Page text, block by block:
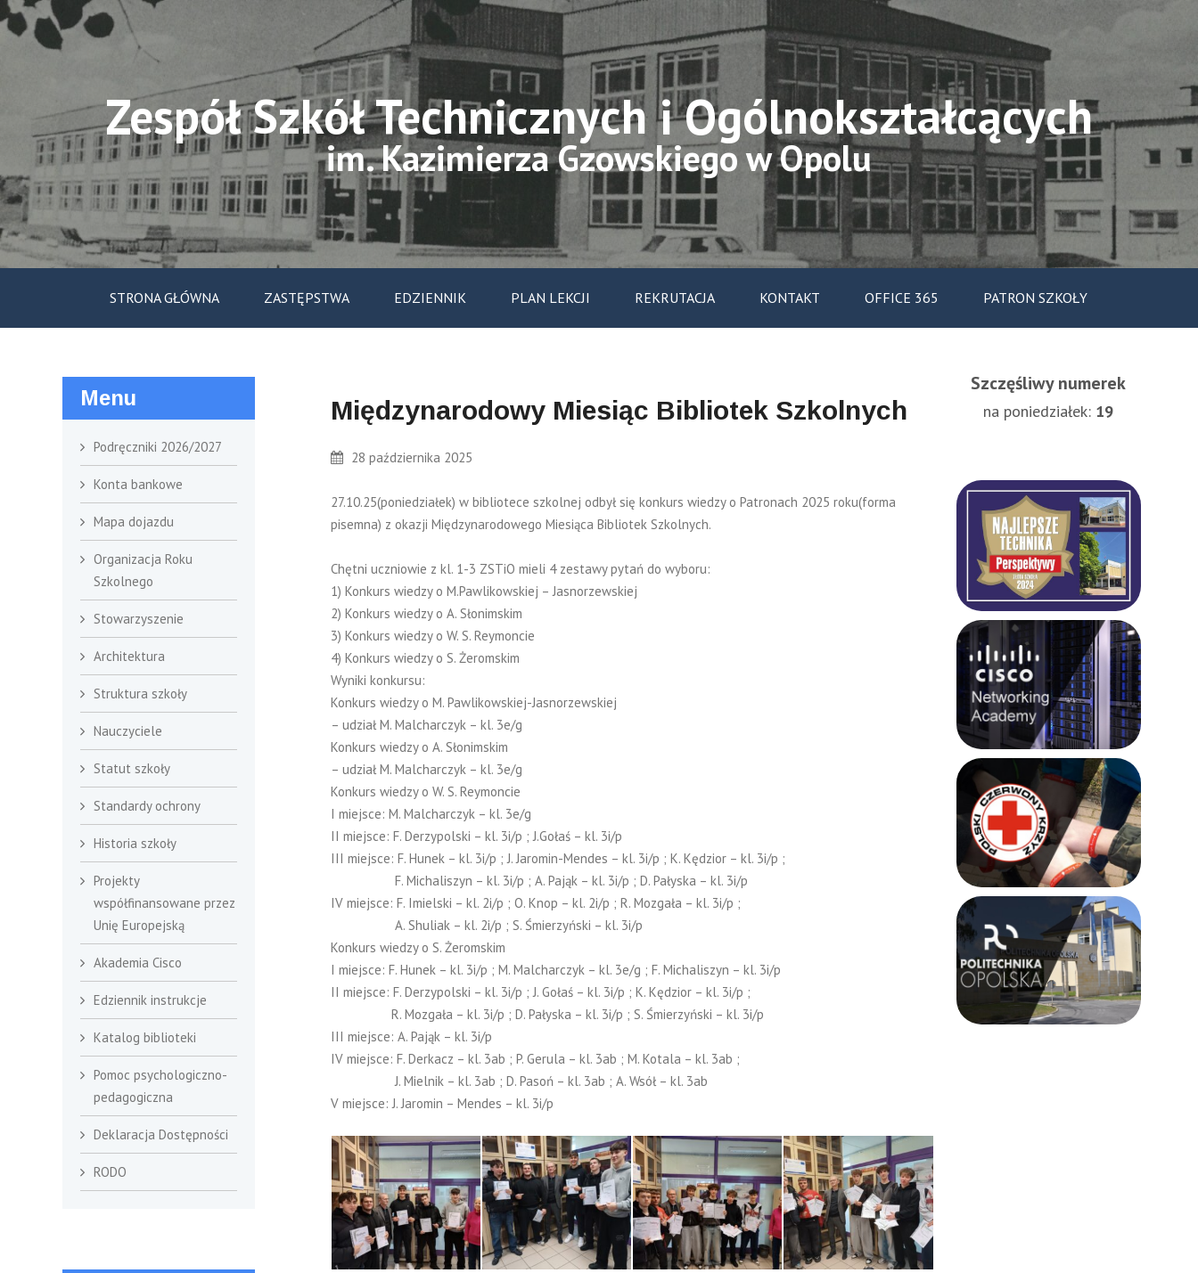
Skip
to
Zespół Szkół Technicznych i Ogólnokształcących
im. Kazimierza Gzowskiego w Opolu
STRONA GŁÓWNA ZASTĘPSTWA EDZIENNIK PLAN LEKCJI REKRUTACJA KONTAKT OFFICE 365 PATRON SZKOŁY
Menu
Podręczniki 2026/2027
Konta bankowe
Mapa dojazdu
Organizacja Roku
Szkolnego
Stowarzyszenie
Architektura
Struktura szkoły
Nauczyciele
Statut szkoły
Standardy ochrony
Historia szkoły
Projekty
współfinansowane przez
Unię Europejską
Akademia Cisco
Edziennik instrukcje
Katalog biblioteki
Pomoc psychologiczno-
pedagogiczna
Deklaracja Dostępności
RODO
Międzynarodowy Miesiąc Bibliotek Szkolnych
28 października 2025
27.10.25(poniedziałek) w bibliotece szkolnej odbył się konkurs wiedzy o Patronach 2025 roku(forma
pisemna) z okazji Międzynarodowego Miesiąca Bibliotek Szkolnych.
Chętni uczniowie z kl. 1-3 ZSTiO mieli 4 zestawy pytań do wyboru:
1) Konkurs wiedzy o M.Pawlikowskiej – Jasnorzewskiej
2) Konkurs wiedzy o A. Słonimskim
3) Konkurs wiedzy o W. S. Reymoncie
4) Konkurs wiedzy o S. Żeromskim
Wyniki konkursu:
Konkurs wiedzy o M. Pawlikowskiej-Jasnorzewskiej
– udział M. Malcharczyk – kl. 3e/g
Konkurs wiedzy o A. Słonimskim
– udział M. Malcharczyk – kl. 3e/g
Konkurs wiedzy o W. S. Reymoncie
I miejsce: M. Malcharczyk – kl. 3e/g
II miejsce: F. Derzypolski – kl. 3i/p ; J.Gołaś – kl. 3i/p
III miejsce: F. Hunek – kl. 3i/p ; J. Jaromin-Mendes – kl. 3i/p ; K. Kędzior – kl. 3i/p ;
F. Michaliszyn – kl. 3i/p ; A. Pająk – kl. 3i/p ; D. Pałyska – kl. 3i/p
IV miejsce: F. Imielski – kl. 2i/p ; O. Knop – kl. 2i/p ; R. Mozgała – kl. 3i/p ;
A. Shuliak – kl. 2i/p ; S. Śmierzyński – kl. 3i/p
Konkurs wiedzy o S. Żeromskim
I miejsce: F. Hunek – kl. 3i/p ; M. Malcharczyk – kl. 3e/g ; F. Michaliszyn – kl. 3i/p
II miejsce: F. Derzypolski – kl. 3i/p ; J. Gołaś – kl. 3i/p ; K. Kędzior – kl. 3i/p ;
R. Mozgała – kl. 3i/p ; D. Pałyska – kl. 3i/p ; S. Śmierzyński – kl. 3i/p
III miejsce: A. Pająk – kl. 3i/p
IV miejsce: F. Derkacz – kl. 3ab ; P. Gerula – kl. 3ab ; M. Kotala – kl. 3ab ;
J. Mielnik – kl. 3ab ; D. Pasoń – kl. 3ab ; A. Wsół – kl. 3ab
V miejsce: J. Jaromin – Mendes – kl. 3i/p
Szczęśliwy numerek
na poniedziałek: 19